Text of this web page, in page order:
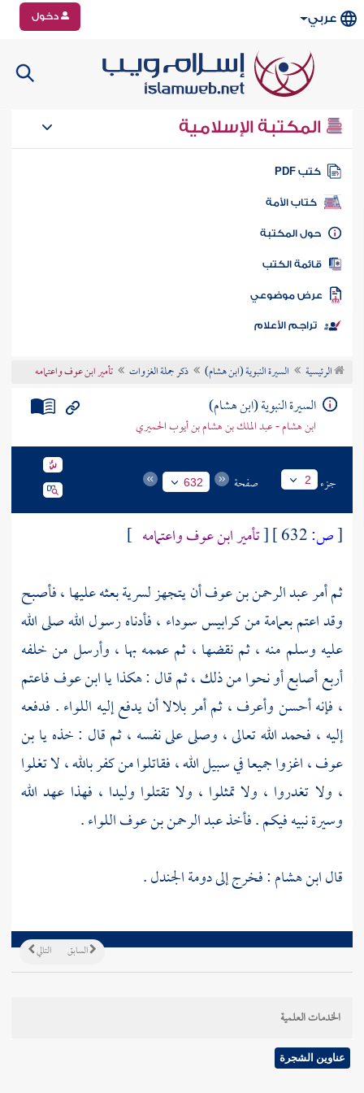
عربي دخول
المكتبة الإسلامية
كتب PDF
كتاب الأمة
المكتبة
الكتب
موضوعي
تراجم الأعلام
الرئيسية السيرة النبوية (ابن هشام) ذكر جملة الغزوات تأمير ابن عوف واعتمامه
السيرة النبوية (ابن هشام)
ابن هشام - عبد الملك بن هشام بن أيوب الحميري
جزء 2 صفحة 632
[ص: [تأميرابن عوفواعتمامه ]
ثم أمرعبد الرحمن بن عوفأن يتجهز لسرية بعثه عليها ، فأصبح
وقد اعتم بعمامة من كرابيس سوداء ، فأدناه رسول الله صلى الله
عليه وسلم منه ، ثم نقضها ، ثم عممه بها ، وأرسل من خلفه
أربع أصابع أو نحوا من ذلك ، ثم قال : هكذا ياابن عوففاعتم
، فإنه أحسن وأعرف ، ثم أمربلالاأن يدفع إليه اللواء . فدفعه
إليه ، فحمد الله تعالى ، وصلى على نفسه ، ثم قال : خذه يا بن
عوف ، اغزوا جميعا في سبيل الله ، فقاتلوا من كفر بالله ، لا تغلوا
، ولا تغدروا ، ولا تمثلوا ، ولا تقتلوا وليدا ، فهذا عهد الله
وسيرة نبيه فيكم . فأخذعبد الرحمن بن عوفاللواء .
قالابن هشام: فخرج إلىدومة الجندل.
التالي السابق
الخدمات العلمية
عناوين الشجرة